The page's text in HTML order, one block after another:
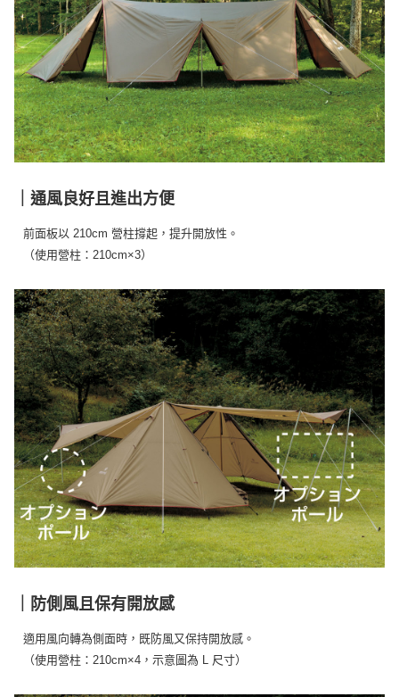
｜通風良好且進出方便
前面板以 210cm 營柱撐起，提升開放性。
（使用營柱：210cm×3）
｜防側風且保有開放感
適用風向轉為側面時，既防風又保持開放感。
（使用營柱：210cm×4，示意圖為 L 尺寸）